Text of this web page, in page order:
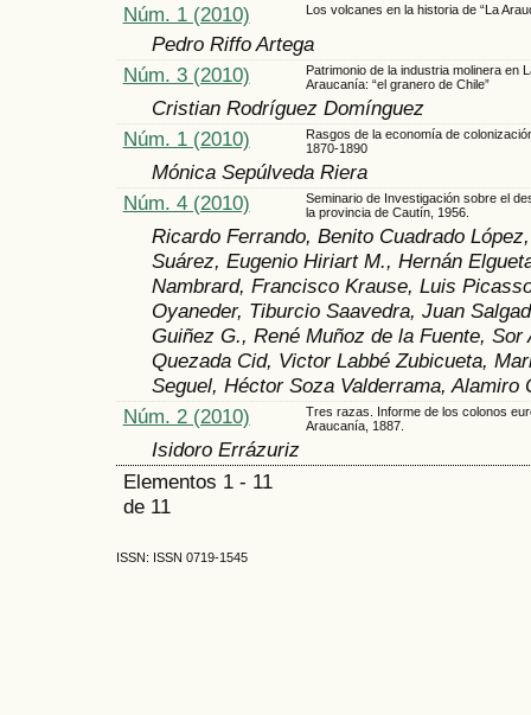
Núm. 1 (2010)
Los volcanes en la historia de “La
Pedro Riffo Artega
Núm. 3 (2010)
Patrimonio de la industria molinera en
Araucanía: “el granero de Chile”
Cristian Rodríguez Domínguez
Núm. 1 (2010)
Rasgos de la economía de
1870-1890
Mónica Sepúlveda Riera
Núm. 4 (2010)
Seminario de Investigación sobre el
la provincia de Cautín, 1956.
Ricardo Ferrando, Benito Cuadrado
Suárez, Eugenio Hiriart M., Hernán
Nambrard, Francisco Krause, Luis
Oyaneder, Tiburcio Saavedra, Juan
Guiñez G., René Muñoz de la Fuente,
Quezada Cid, Victor Labbé Zubicueta,
Seguel, Héctor Soza Valderrama, Alamiro
Núm. 2 (2010)
Tres razas. Informe de los colonos
Araucanía, 1887.
Isidoro Errázuriz
Elementos 1 - 11
de 11
ISSN: ISSN 0719-1545